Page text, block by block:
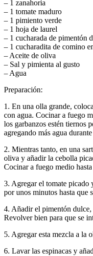
– 1 zanahoria
– 1 tomate maduro
– 1 pimiento verde
– 1 hoja de laurel
– 1 cucharada de pimentón
– 1 cucharadita de comino
– Aceite de oliva
– Sal y pimienta al gusto
– Agua
Preparación:
1. En una olla grande,
con agua. Cocinar a fuego
los garbanzos estén tiernos
agregando más agua
2. Mientras tanto, en una
oliva y añadir la cebolla
Cocinar a fuego medio
3. Agregar el tomate picado
por unos minutos hasta que
4. Añadir el pimentón
Revolver bien para que se
5. Agregar esta mezcla a la
6. Lavar las espinacas y